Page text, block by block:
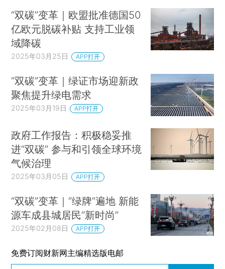
“双碳”变革｜欧盟批准德国50
亿欧元脱碳补贴 支持工业领
域降碳
2025年03月25日 APP打开
“双碳”变革｜绿证市场迎新政
聚焦提升绿电需求
2025年03月19日 APP打开
政府工作报告：积极稳妥推
进“双碳” 参与和引领全球环境
气候治理
2025年03月05日 APP打开
“双碳”变革｜“绿牌”遍地 新能
源车成县城居民“新时尚”
2025年02月08日 APP打开
免费订阅财新网主编精选版电邮